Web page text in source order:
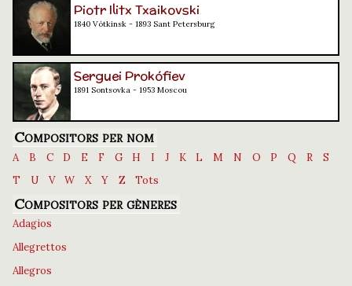
Piotr Ilitx Txaikovski
1840 Vótkinsk - 1893 Sant Petersburg
Serguei Prokófiev
1891 Sontsovka - 1953 Moscou
Compositors per nom
A B C D E F G H I J K L M N O P Q R
S
T
U V W X Y Z Tots
Compositors per gèneres
Adagios
Allegrettos
Allegros